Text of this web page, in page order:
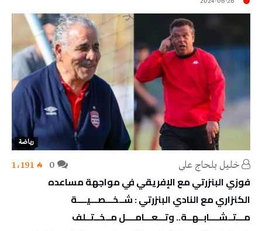
رياضة
خليل‭ ‬بلحاج‭ ‬علي 1٬191
فوزي البنزرتي مع الإفريقي في مواجهة مساعده
الكنزاري مع النادي البنزرتي : شــخـــصـــيــــة
مـــتــشــــابــهــة.. وتـــعـــامــــل مــخــتــلف